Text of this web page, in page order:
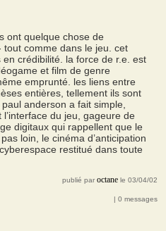
ont quelque chose de
comme dans le jeu. cet
crédibilité. la force de r.e. est
et film de genre
emprunté. les liens entre
entières, tellement ils sont
anderson a fait simple,
du jeu, gageure de
digitaux qui rappellent que le
loin, le cinéma d’anticipation
restitué dans toute
publié par octane le 03/04/02
| 0 messages